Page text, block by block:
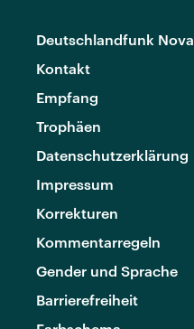
Deutschlandfunk Nova
Kontakt
Empfang
Trophäen
Datenschutzerklärung
Impressum
Korrekturen
Kommentarregeln
Gender und Sprache
Barrierefreiheit